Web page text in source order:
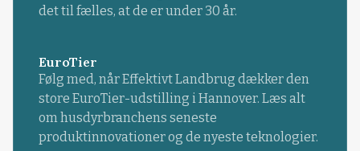
det til fælles, at de er under 30 år.
EuroTier
Følg med, når Effektivt Landbrug dækker den
store EuroTier-udstilling i Hannover. Læs alt
om husdyrbranchens seneste
produktinnovationer og de nyeste teknologier.